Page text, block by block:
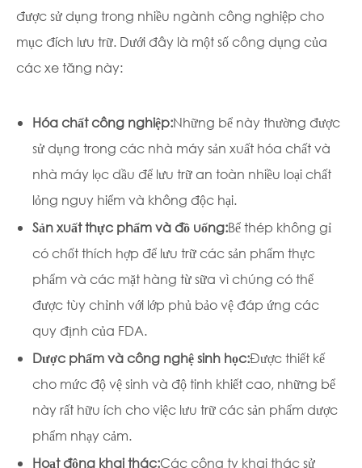
được sử dụng trong nhiều ngành công nghiệp cho
mục đích lưu trữ. Dưới đây là một số công dụng của
các xe tăng này:
Hóa chất công nghiệp:Những bể này thường được
sử dụng trong các nhà máy sản xuất hóa chất và
nhà máy lọc dầu để lưu trữ an toàn nhiều loại chất
lỏng nguy hiểm và không độc hại.
Sản xuất thực phẩm và đồ uống:Bể thép không gỉ
có chốt thích hợp để lưu trữ các sản phẩm thực
phẩm và các mặt hàng từ sữa vì chúng có thể
được tùy chỉnh với lớp phủ bảo vệ đáp ứng các
quy định của FDA.
Dược phẩm và công nghệ sinh học:Được thiết kế
cho mức độ vệ sinh và độ tinh khiết cao, những bể
này rất hữu ích cho việc lưu trữ các sản phẩm dược
phẩm nhạy cảm.
Hoạt động khai thác:Các công ty khai thác sử